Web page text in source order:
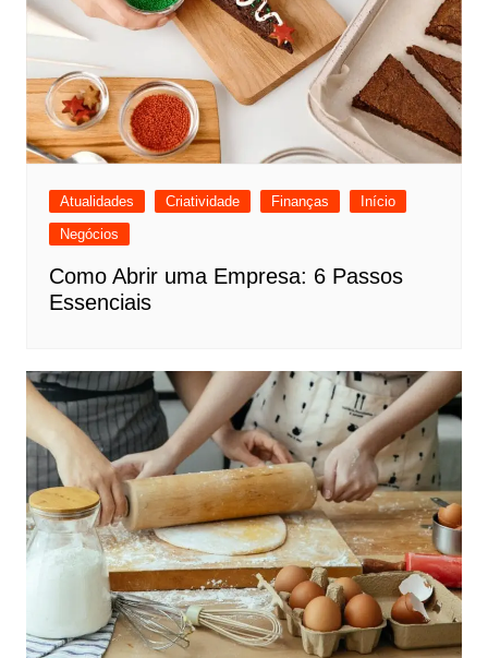
Atualidades Criatividade Finanças
Início
Negócios
Como Abrir uma Empresa: 6 Passos
Essenciais